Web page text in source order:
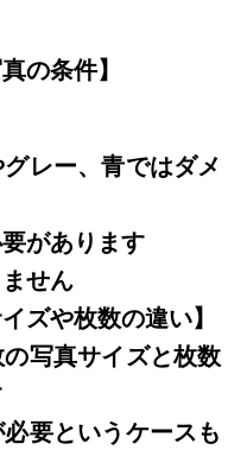
の条件】
レー、青ではダメ
があります
せん
ズや枚数の違い】
写真サイズと枚数
要というケースも